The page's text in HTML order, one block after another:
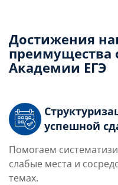
Достижения
преимущества
Академии ЕГЭ
успешной
Помогаем
слабые места и
темах.